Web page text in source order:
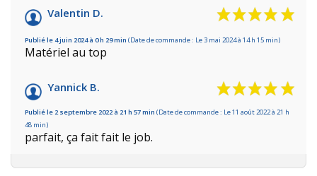
Valentin D.
Publié le 4 juin 2024 à 0 h 29 min (Date de commande : Le 3 mai 2024 à 14 h 15 min)
Matériel au top
Yannick B.
Publié le 2 septembre 2022 à 21 h 57 min (Date de commande : Le 11 août 2022 à 21 h
48 min)
parfait, ça fait fait le job.